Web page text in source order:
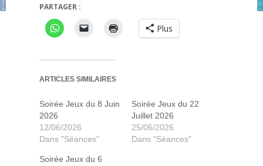
ONE PARTAGER :
Plus
ARTICLES SIMILAIRES
Soirée Jeux du 8 Juin
2026
12/06/2026
Dans "Séances"
Soirée Jeux du 22
Juillet 2026
25/06/2026
Dans "Séances"
Soirée Jeux du 6